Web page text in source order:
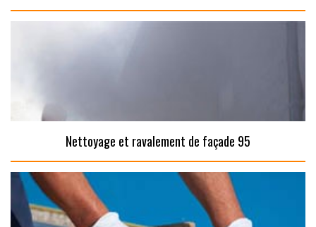
Nettoyage et ravalement de façade 95